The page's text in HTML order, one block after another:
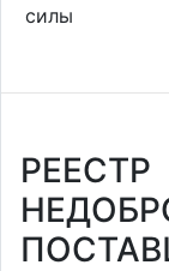
силы
РЕЕСТР